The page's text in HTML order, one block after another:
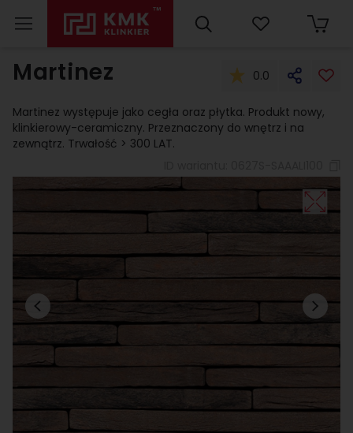
Martinez 0.0
Martinez występuje jako cegła oraz płytka. Produkt nowy,
klinkierowy-ceramiczny. Przeznaczony do wnętrz i na
zewnątrz. Trwałość > 300 LAT.